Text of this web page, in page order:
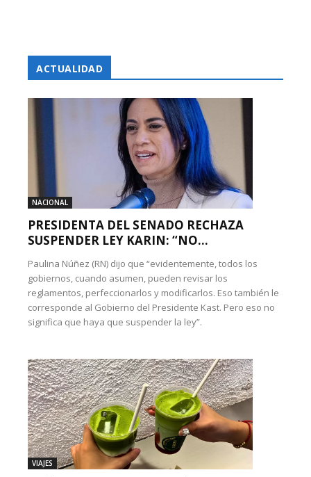
ACTUALIDAD
NACIONAL
PRESIDENTA DEL SENADO RECHAZA
SUSPENDER LEY KARIN: “NO...
Paulina Núñez (RN) dijo que “evidentemente, todos los
gobiernos, cuando asumen, pueden revisar los
reglamentos, perfeccionarlos y modificarlos. Eso también le
corresponde al Gobierno del Presidente Kast. Pero eso no
significa que haya que suspender la ley”.
VIAJES